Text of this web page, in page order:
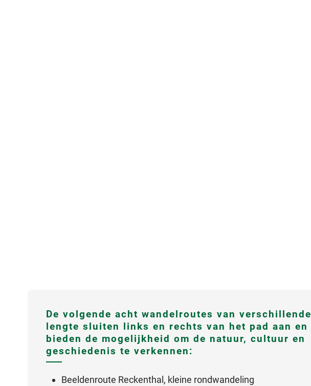
De volgende acht wandelroutes van verschillende
lengte sluiten links en rechts van het pad aan en
bieden de mogelijkheid om de natuur, cultuur en
geschiedenis te verkennen:
Beeldenroute Reckenthal, kleine rondwandeling